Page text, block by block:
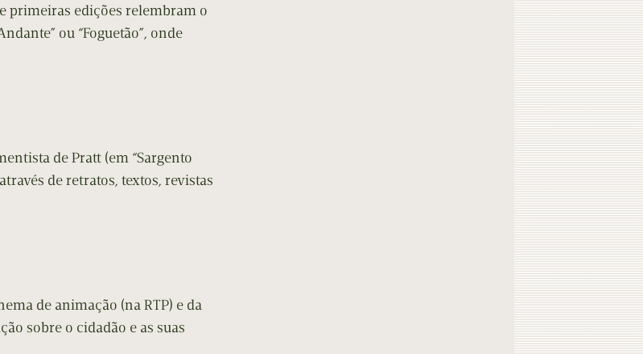
primeiras edições relembram o
ou “Foguetão”, onde
de Pratt (em “Sargento
de retratos, textos, revistas
de animação (na RTP) e da
sobre o cidadão e as suas